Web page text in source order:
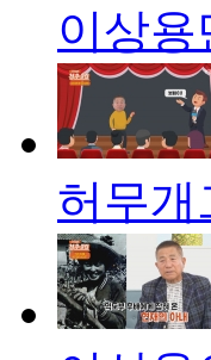
이상용
허무개